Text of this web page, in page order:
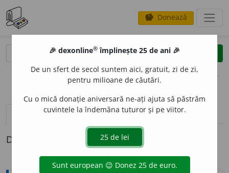
savings Donează
clear
opțiuni
definiții (1) pronunțievolume_up (50)
Definiția cu ID-ul 71024:
🎉 dexonline® împlinește 25 de ani 🎉
De un sfert de secol suntem aici, gratuit, zi de zi,
pentru milioane de căutări.
Cu o mică donație aniversară ne-ați ajuta să păstrăm
cuvintele la îndemâna tuturor și pe viitor.